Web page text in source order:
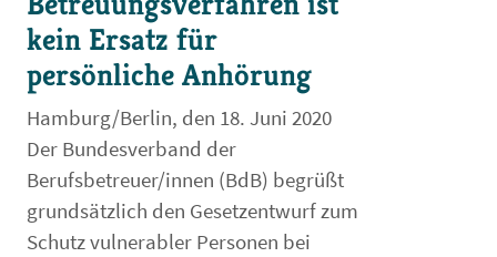
kein Ersatz für
persönliche Anhörung
Hamburg/Berlin, den 18. Juni 2020
Der Bundesverband der
Berufsbetreuer/innen (BdB) begrüßt
grundsätzlich den Gesetzentwurf zum
Schutz vulnerabler Personen bei